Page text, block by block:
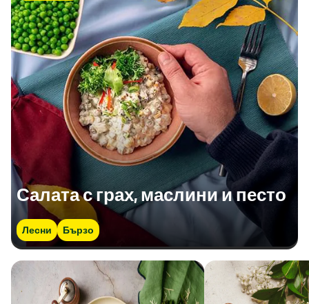
Белтъчини (гр)
5,5 гр
Сол (гр)
0,73 гр
Салата с грах, маслини и песто
Лесни Бързо